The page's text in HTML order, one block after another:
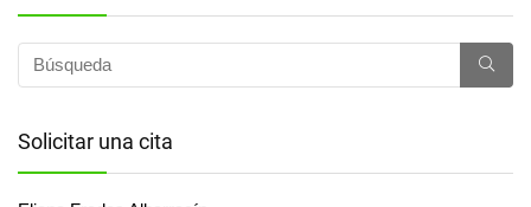
Solicitar una cita